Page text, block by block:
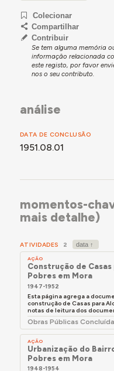
Colecionar
Compartilhar
Contribuir
Se tem alguma memória
informação relacionada
este registo, por favor
nos o seu contributo.
análise
DATA DE CONCLUSÃO
1951.08.01
momentos-
mais detalhe)
ATIVIDADES 2
AÇÃO
Construção de
Pobres em Mora
1947-1952
Esta página agrega a
construção de Casas para
notas de leitura dos
Obras Públicas
AÇÃO
Urbanização do
Pobres em Mora
1948-1954